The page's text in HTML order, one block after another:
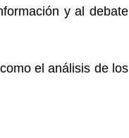
y al debate
el análisis de los